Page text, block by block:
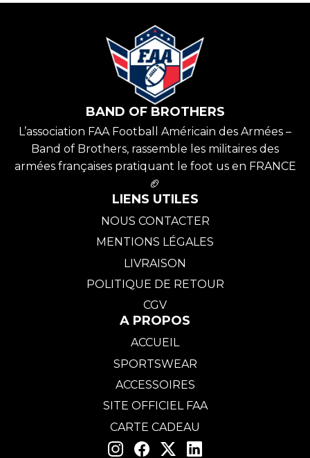
BAND OF BROTHERS
L’association FAA Football Américain des Armées –
Band of Brothers, rassemble les militaires des
armées françaises pratiquant le foot us en FRANCE
🏈
LIENS UTILES
NOUS CONTACTER
MENTIONS LÉGALES
LIVRAISON
POLITIQUE DE RETOUR
CGV
A PROPOS
ACCUEIL
SPORTSWEAR
ACCESSOIRES
SITE OFFICIEL FAA
CARTE CADEAU